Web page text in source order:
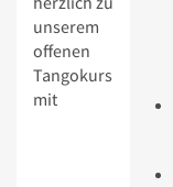
unserem
offenen
Tangokurs
mit